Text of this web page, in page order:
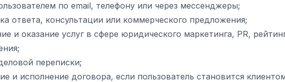
по email, телефону или через мессенджеры;
ответа, консультации или коммерческого предложения;
и оказание услуг в сфере юридического маркетинга, PR,
переписки;
и исполнение договора, если пользователь становится